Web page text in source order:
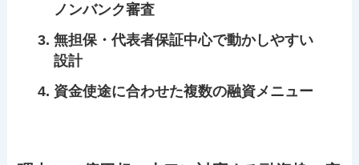
ノンバンク審査
無担保・代表者保証中心で動かしやすい
設計
資金使途に合わせた複数の融資メニュー